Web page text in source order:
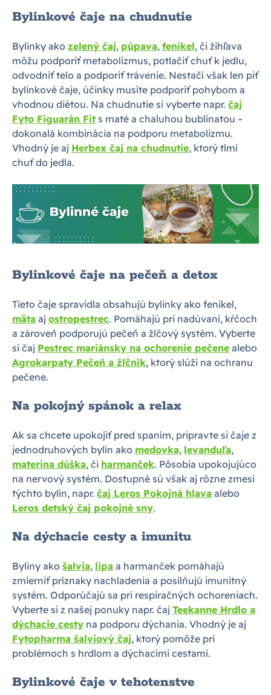
Bylinkové čaje na chudnutie
Bylinky ako zelený čaj, púpava, fenikel, či žihľava
môžu podporiť metabolizmus, potlačiť chuť k jedlu,
odvodniť telo a podporiť trávenie. Nestačí však len piť
bylinkové čaje, účinky musíte podporiť pohybom a
vhodnou diétou. Na chudnutie si vyberte napr. čaj
Fyto Figuarán Fit s maté a chaluhou bublinatou –
dokonalá kombinácia na podporu metabolizmu.
Vhodný je aj Herbex čaj na chudnutie, ktorý tlmí
chuť do jedla.
Bylinkové čaje na pečeň a detox
Tieto čaje spravidla obsahujú bylinky ako fenikel,
mäta aj ostropestrec. Pomáhajú pri nadúvaní, kŕčoch
a zároveň podporujú pečeň a žlčový systém. Vyberte
si čaj Pestrec mariánsky na ochorenie pečene alebo
Agrokarpaty Pečeň a žlčník, ktorý slúži na ochranu
pečene.
Na pokojný spánok a relax
Ak sa chcete upokojiť pred spaním, pripravte si čaje z
jednodruhových bylín ako medovka, levanduľa,
materina dúška, či harmanček. Pôsobia upokojujúco
na nervový systém. Dostupné sú však aj rôzne zmesi
týchto bylín, napr. čaj Leros Pokojná hlava alebo
Leros detský čaj pokojné sny.
Na dýchacie cesty a imunitu
Byliny ako šalvia, lipa a harmanček pomáhajú
zmierniť príznaky nachladenia a posilňujú imunitný
systém. Odporúčajú sa pri respiračných ochoreniach.
Vyberte si z našej ponuky napr. čaj Teekanne Hrdlo a
dýchacie cesty na podporu dýchania. Vhodný je aj
Fytopharma šalviový čaj, ktorý pomôže pri
problémoch s hrdlom a dýchacími cestami.
Bylinkové čaje v tehotenstve